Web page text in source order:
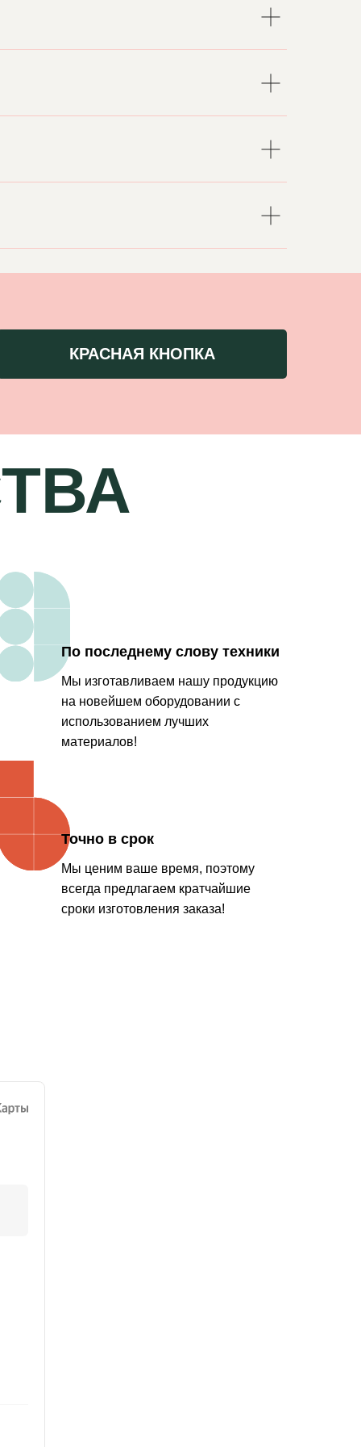
КРАСНАЯ КНОПКА
Мы изготавливаем нашу продукцию
на новейшем оборудовании с
использованием лучших
материалов!
По последнему слову техники
Мы ценим ваше время, поэтому
всегда предлагаем кратчайшие
сроки изготовления заказа!
Точно в срок